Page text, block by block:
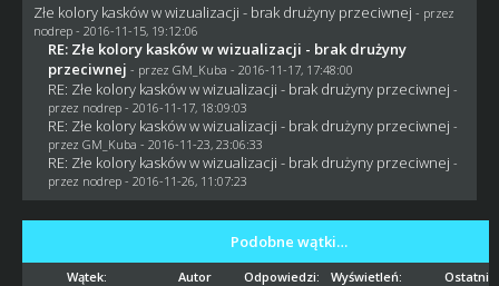
Złe kolory kasków w wizualizacji - brak drużyny przeciwnej - przez
nodrep- 2016-11-15, 19:12:06
RE: Złe kolory kasków w wizualizacji - brak drużyny
przeciwnej - przez GM_Kuba - 2016-11-17, 17:48:00
RE: Złe kolory kasków w wizualizacji - brak drużyny przeciwnej -
przez nodrep- 2016-11-17, 18:09:03
RE: Złe kolory kasków w wizualizacji - brak drużyny przeciwnej -
przez GM_Kuba - 2016-11-23, 23:06:33
RE: Złe kolory kasków w wizualizacji - brak drużyny przeciwnej -
przez nodrep- 2016-11-26, 11:07:23
Podobne wątki…
Wątek: Autor Odpowiedzi: Wyświetleń: Ostatni